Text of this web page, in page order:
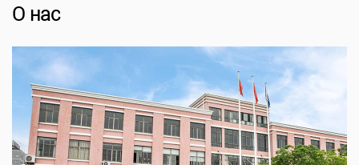
О нас